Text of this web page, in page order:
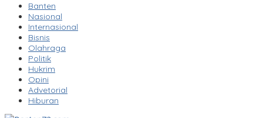
Banten
Nasional
Internasional
Bisnis
Olahraga
Politik
Hukrim
Opini
Advetorial
Hiburan